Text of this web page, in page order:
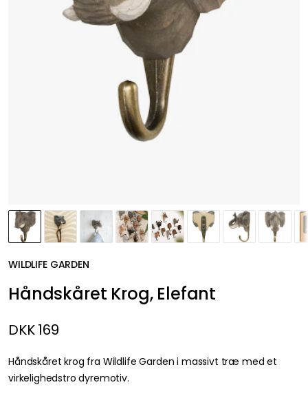
WILDLIFE GARDEN
Håndskåret Krog, Elefant
DKK 169
Håndskåret krog fra Wildlife Garden i massivt træ med et
virkelighedstro dyremotiv.